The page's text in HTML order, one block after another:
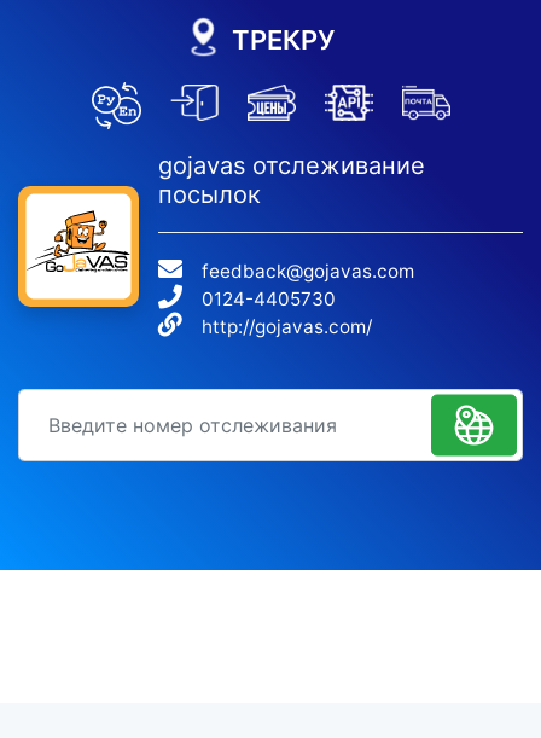
ТРЕКРУ
gojavas отслеживание
посылок
feedback@gojavas.com
0124-4405730
http://gojavas.com/